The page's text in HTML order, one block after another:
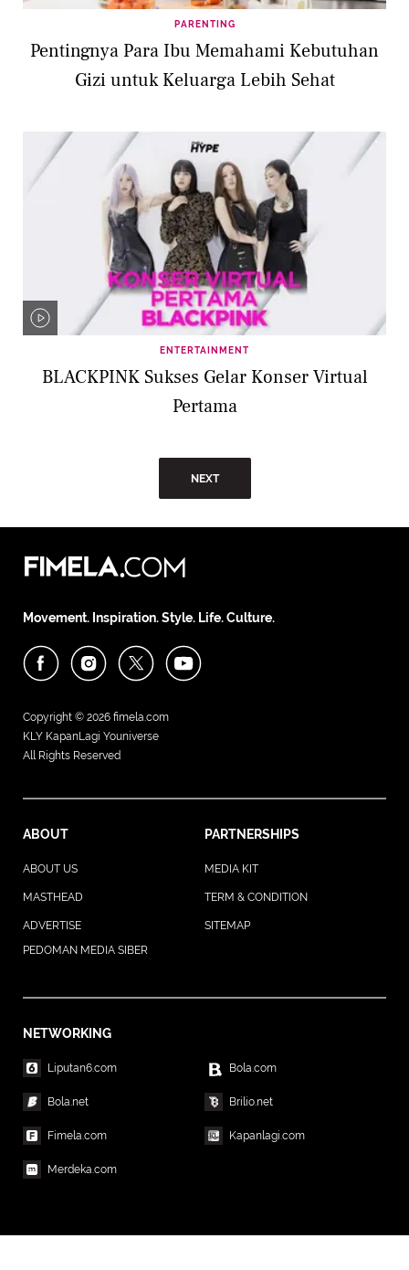
PARENTING
Pentingnya Para Ibu Memahami Kebutuhan
Gizi untuk Keluarga Lebih Sehat
ENTERTAINMENT
BLACKPINK Sukses Gelar Konser Virtual
Pertama
NEXT
Movement. Inspiration. Style. Life. Culture.
Copyright © 2026 fimela.com
KLY KapanLagi Youniverse
All Rights Reserved
ABOUT PARTNERSHIPS
ABOUT US MEDIA KIT
MASTHEAD TERM & CONDITION
ADVERTISE
SITEMAP
PEDOMAN MEDIA SIBER
NETWORKING
Liputan6.com Bola.com
Bola.net Brilio.net
Fimela.com Kapanlagi.com
Merdeka.com